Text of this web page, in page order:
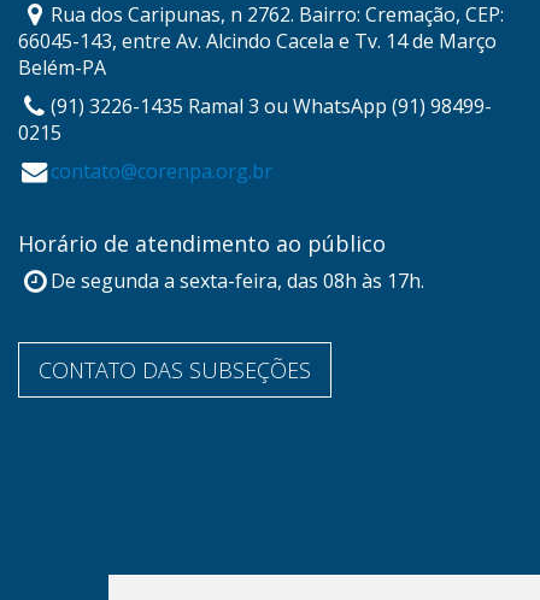
Rua dos Caripunas, n 2762. Bairro: Cremação, CEP:
66045-143, entre Av. Alcindo Cacela e Tv. 14 de Março
Belém-PA
(91) 3226-1435 Ramal 3 ou WhatsApp (91) 98499-
0215
contato@corenpa.org.br
Horário de atendimento ao público
De segunda a sexta-feira, das 08h às 17h.
CONTATO DAS SUBSEÇÕES